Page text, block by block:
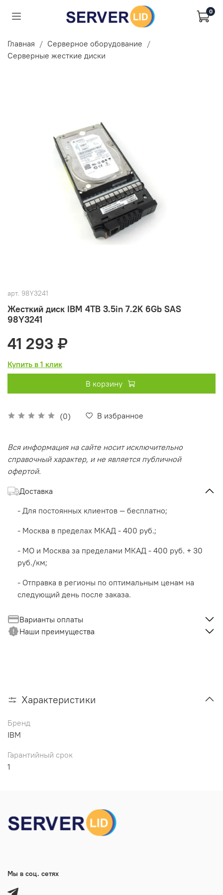
0
Главная
Серверное оборудование
Серверные жесткие диски
арт. 98Y3241
Жесткий диск IBM 4TB 3.5in 7.2K 6Gb SAS
98Y3241
(0) В избранное
41 293 ₽
Купить в 1 клик
В корзину
Вся информация на сайте носит исключительно
справочный характер, и не является публичной
офертой.
Доставка
- Для постоянных клиентов — бесплатно;
- Москва в пределах МКАД - 400 руб.;
- МО и Москва за пределами МКАД - 400 руб. + 30
руб./км;
- Отправка в регионы по оптимальным ценам на
следующий день после заказа.
Варианты оплаты
Наши преимущества
Характеристики
Бренд
IBM
Гарантийный срок
1
Мы в соц. сетях